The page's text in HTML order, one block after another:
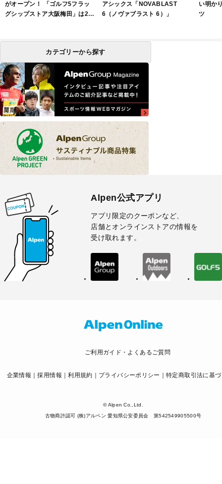
がオープン！ 「ゴルフ5フラッ
グシップストア大阪梅田」は2フ
アシックス「NOVABLAST
6（ノヴァブラスト 6）」
い明か
ツ
カテゴリーから探す
Alpen公式アプリ
アプリ限定のクーポンなど、
店舗とオンラインストアの情報を
受け取れます。
ご利用ガイド・よくあるご質問
企業情報 採用情報 利用規約 プライバシーポリシー 特定商取引法に基
© Alpen Co.,Ltd.
古物商許認可 (株)アルペン 愛知県公安委員会 第542549905500号